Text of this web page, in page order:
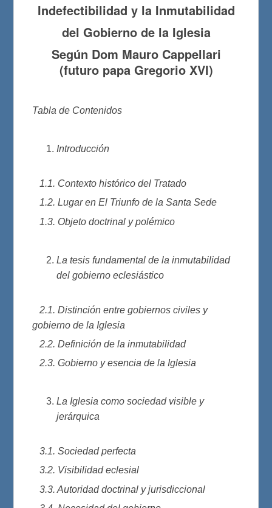
Indefectibilidad y la Inmutabilidad
del Gobierno de la Iglesia
Según Dom Mauro Cappellari
(futuro papa Gregorio XVI)
Tabla de Contenidos
Introducción
1.1. Contexto histórico del Tratado
1.2. Lugar en El Triunfo de la Santa Sede
1.3. Objeto doctrinal y polémico
La tesis fundamental de la inmutabilidad
del gobierno eclesiástico
2.1. Distinción entre gobiernos civiles y
gobierno de la Iglesia
2.2. Definición de la inmutabilidad
2.3. Gobierno y esencia de la Iglesia
La Iglesia como sociedad visible y
jerárquica
3.1. Sociedad perfecta
3.2. Visibilidad eclesial
3.3. Autoridad doctrinal y jurisdiccional